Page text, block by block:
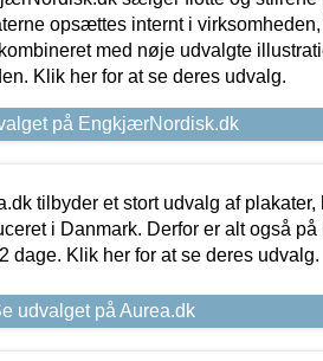
opsættes internt i
med nøje udvalgte
Klik her for at se deres udvalg.
på EngkjærNordisk.dk
tilbyder et stort udvalg af
i Danmark. Derfor er alt også
dage. Klik her for at se deres udvalg.
udvalget på Aurea.dk